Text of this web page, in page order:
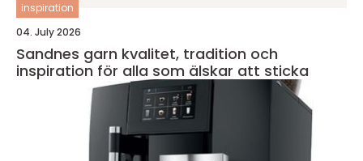
inspiration
04. July 2026
Sandnes garn kvalitet, tradition och
inspiration för alla som älskar att sticka